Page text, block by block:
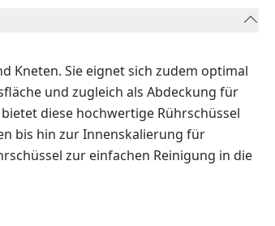
Kneten. Sie eignet sich zudem optimal
und zugleich als Abdeckung für
diese hochwertige Rührschüssel
bis hin zur Innenskalierung für
zur einfachen Reinigung in die